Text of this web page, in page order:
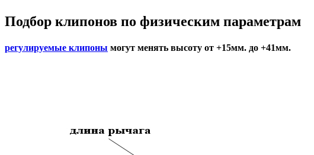
Подбор клипонов по физическим параметрам
регулируемые клипоны могут менять высоту от +15мм. до +41мм.